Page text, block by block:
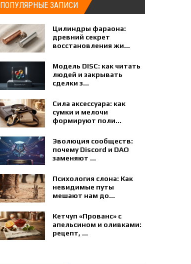
ПОПУЛЯРНЫЕ ЗАПИСИ
Цилиндры фараона:
древний секрет
восстановления жи...
Модель DISC: как читать
людей и закрывать
сделки з...
Сила аксессуара: как
сумки и мелочи
формируют поли...
Эволюция сообществ:
почему Discord и DAO
заменяют ...
Психология слона: Как
невидимые путы
мешают нам до...
Кетчуп «Прованс» с
апельсином и оливками:
рецепт, ...